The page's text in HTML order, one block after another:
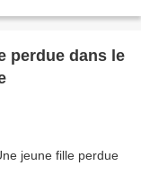
perdue dans le